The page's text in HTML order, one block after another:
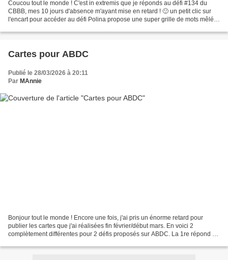
Coucou tout le monde ! C'est in extremis que je réponds au défi #134 du
CBBB, mes 10 jours d'absence m'ayant mise en retard ! 🙂 un petit clic sur
l'encart pour accéder au défi Polina propose une super grille de mots mêlés
Cartes pour ABDC
Publié le 28/03/2026 à 20:11
Par MAnnie
Bonjour tout le monde ! Encore une fois, j'ai pris un énorme retard pour
publier les cartes que j'ai réalisées fin février/début mars. En voici 2
complètement différentes pour 2 défis proposés sur ABDC. La 1re répond à